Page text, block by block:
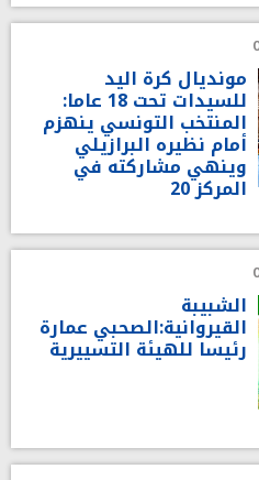
مونديال كرة اليد
للسيدات تحت 18 عاما:
المنتخب التونسي ينهزم
أمام نظيره البرازيلي
وينهي مشاركته في
المركز 20
الشبيبة
القيروانية:الصحبي عمارة
رئيسا للهيئة التسييرية